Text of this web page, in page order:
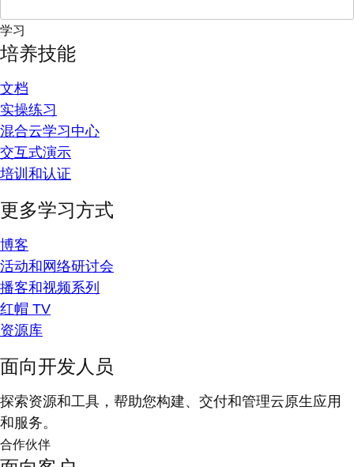
学习
培养技能
文档
实操练习
混合云学习中心
交互式演示
培训和认证
更多学习方式
博客
活动和网络研讨会
播客和视频系列
红帽 TV
资源库
面向开发人员
探索资源和工具，帮助您构建、交付和管理云原生应用
和服务。
合作伙伴